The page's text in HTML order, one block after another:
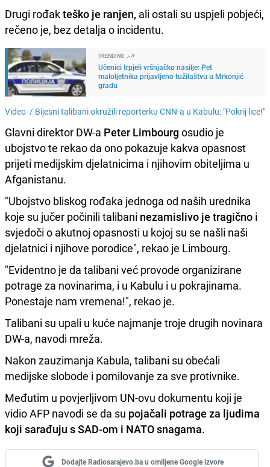
Drugi rođakteško je ranjen, ali ostali su uspjeli pobjeći,
rečeno je, bez detalja o incidentu.
TRENDING
Učenici trpjeli vršnjačko nasilje: Pet
maloljetnika prijavljeno tužilaštvu u Mrkonjić
gradu
Video / Bijesni talibani okružili reporterku CNN-a u Kabulu: "Pokrij lice!"
Glavni direktor DW-a Peter Limbourgosudio je
ubojstvo te rekao da ono pokazuje kakva opasnost
prijeti medijskim djelatnicima i njihovim obiteljima u
Afganistanu.
"Ubojstvo bliskog rođaka jednoga od naših urednika
koje su jučer počinili talibani nezamislivo je tragično i
svjedoči o akutnoj opasnosti u kojoj su se našli naši
djelatnici i njihove porodice", rekao je Limbourg.
"Evidentno je da talibani već provode organizirane
potrage za novinarima, i u Kabulu i u pokrajinama.
Ponestaje nam vremena!", rekao je.
Talibani su upali u kuće najmanje troje drugih novinara
DW-a, navodi mreža.
Nakon zauzimanja Kabula, talibani su obećali
medijske slobode i pomilovanje za sve protivnike.
Međutim u povjerljivom UN-ovu dokumentu koji je
vidio AFP navodi se da su pojačali potrage za ljudima
koji sarađuju s SAD-om i NATO snagama.
Dodajte Radiosarajevo.ba u omiljene Google izvore